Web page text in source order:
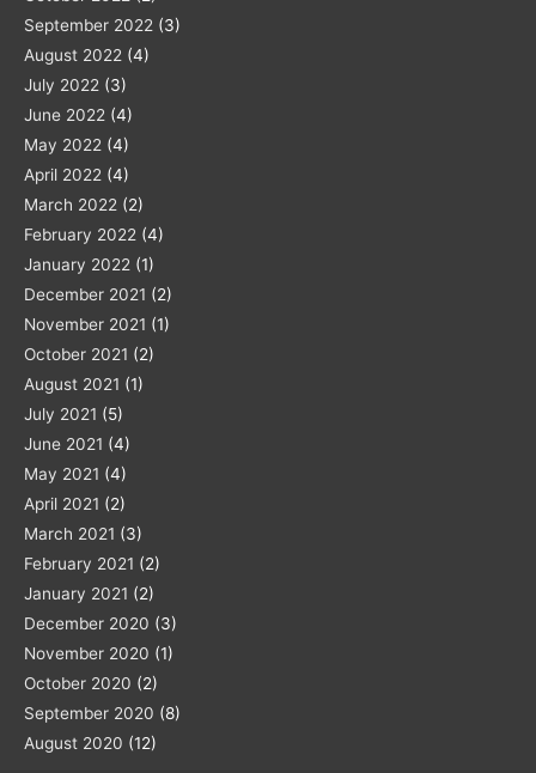
September 2022 (3)
August 2022 (4)
July 2022 (3)
June 2022 (4)
May 2022 (4)
April 2022 (4)
March 2022 (2)
February 2022 (4)
January 2022 (1)
December 2021 (2)
November 2021 (1)
October 2021 (2)
August 2021 (1)
July 2021 (5)
June 2021 (4)
May 2021 (4)
April 2021 (2)
March 2021 (3)
February 2021 (2)
January 2021 (2)
December 2020 (3)
November 2020 (1)
October 2020 (2)
September 2020 (8)
August 2020 (12)